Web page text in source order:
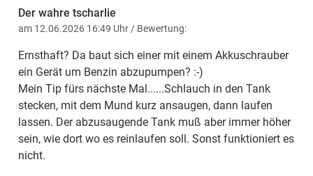
Der wahre tscharlie
am 12.06.2026 16:49 Uhr / Bewertung:
Ernsthaft? Da baut sich einer mit einem Akkuschrauber
ein Gerät um Benzin abzupumpen? :-)
Mein Tip fürs nächste Mal......Schlauch in den Tank
stecken, mit dem Mund kurz ansaugen, dann laufen
lassen. Der abzusaugende Tank muß aber immer höher
sein, wie dort wo es reinlaufen soll. Sonst funktioniert es
nicht.